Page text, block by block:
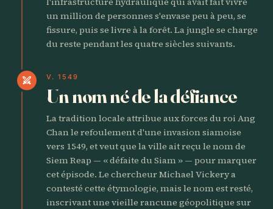
un million de personnes s'envase peu à peu, se
fissure, puis se livre à la forêt. La jungle se charge
du reste pendant les quatre siècles suivants.
swords V. 1549
Un nom né de la défiance
La tradition locale attribue aux forces du roi Ang
Chan le refoulement d'une invasion siamoise
vers 1549, et veut que la ville ait reçu le nom de
Siem Reap — « défaite du Siam » — pour marquer
cet épisode. Le chercheur Michael Vickery a
contesté cette étymologie, mais le nom est resté,
inscrivant une vieille rancune géopolitique sur